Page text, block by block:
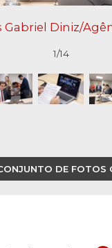
Gabriel Diniz/
1/14
DE FOTOS